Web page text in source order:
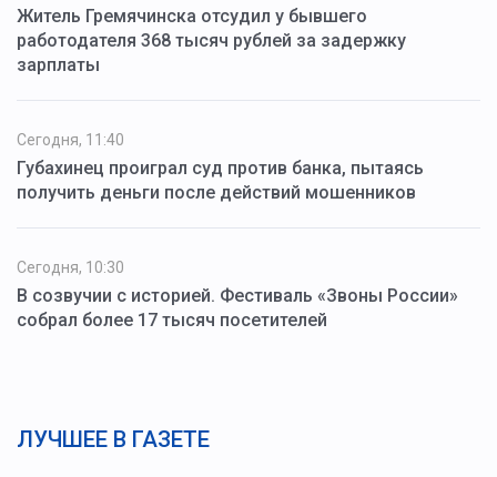
Житель Гремячинска отсудил у бывшего
работодателя 368 тысяч рублей за задержку
зарплаты
Сегодня, 11:40
Губахинец проиграл суд против банка, пытаясь
получить деньги после действий мошенников
Сегодня, 10:30
В созвучии с историей. Фестиваль «Звоны России»
собрал более 17 тысяч посетителей
ЛУЧШЕЕ В ГАЗЕТЕ